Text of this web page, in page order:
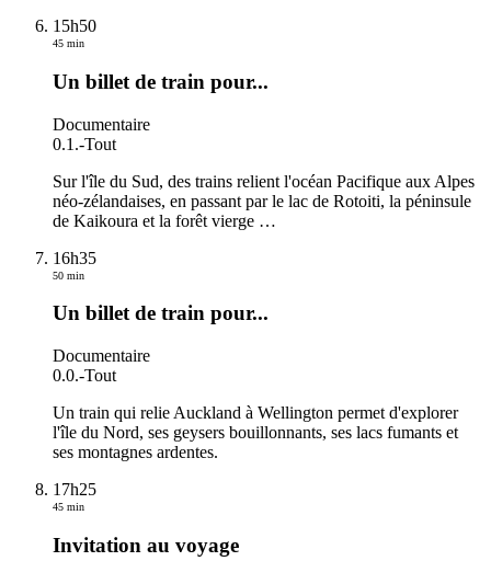
15h50
45 min
Un billet de train pour...
Documentaire
0.1.-Tout
Sur l'île du Sud, des trains relient l'océan Pacifique aux Alpes
néo-zélandaises, en passant par le lac de Rotoiti, la péninsule
de Kaikoura et la forêt vierge …
16h35
50 min
Un billet de train pour...
Documentaire
0.0.-Tout
Un train qui relie Auckland à Wellington permet d'explorer
l'île du Nord, ses geysers bouillonnants, ses lacs fumants et
ses montagnes ardentes.
17h25
45 min
Invitation au voyage